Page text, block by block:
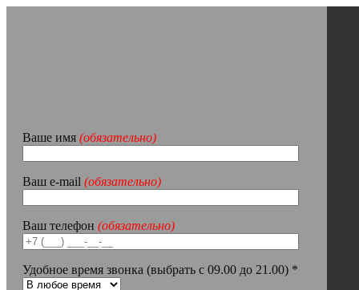
Ваше имя (обязательно)
Ваш e-mail (обязательно)
Ваш телефон (обязательно)
Удобное время звонка (выбрать с 09.00 до 21.00) *